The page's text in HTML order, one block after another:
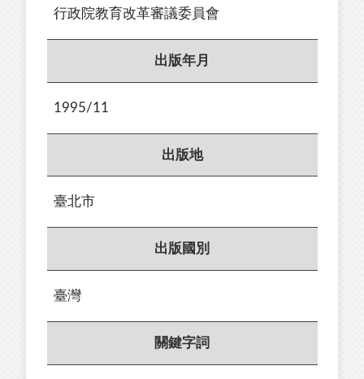
行政院教育改革審議委員會
出版年月
1995/11
出版地
臺北市
出版國別
臺灣
關鍵字詞